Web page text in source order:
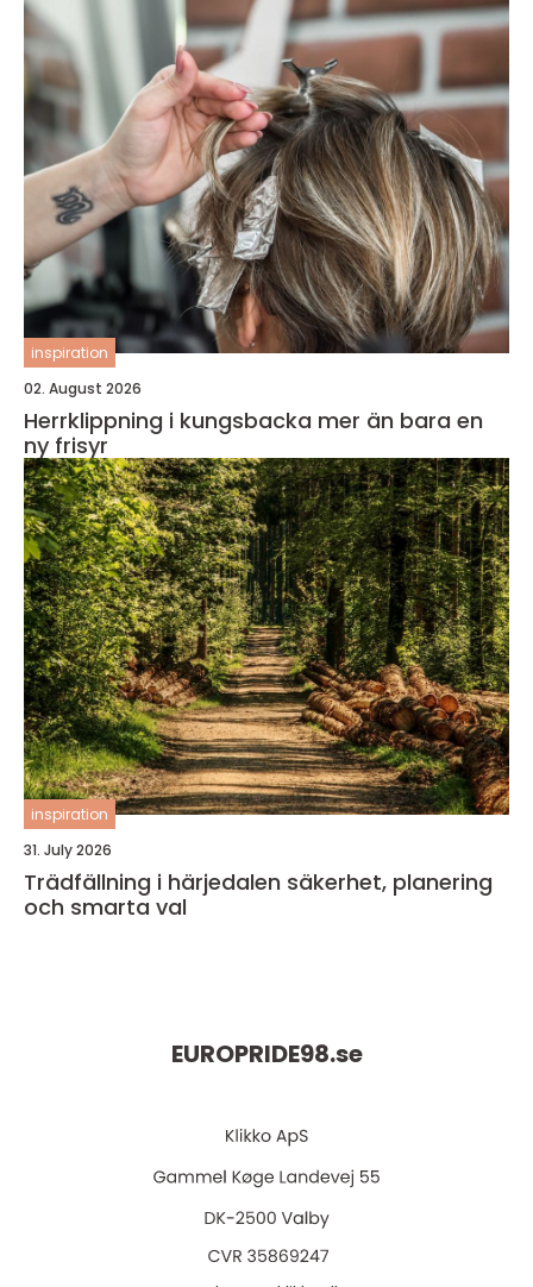
inspiration
02. August 2026
Herrklippning i kungsbacka mer än bara en
ny frisyr
inspiration
31. July 2026
Trädfällning i härjedalen säkerhet, planering
och smarta val
EUROPRIDE98.se